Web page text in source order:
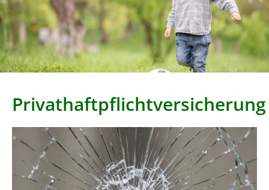
Privathaftpflichtversicherung